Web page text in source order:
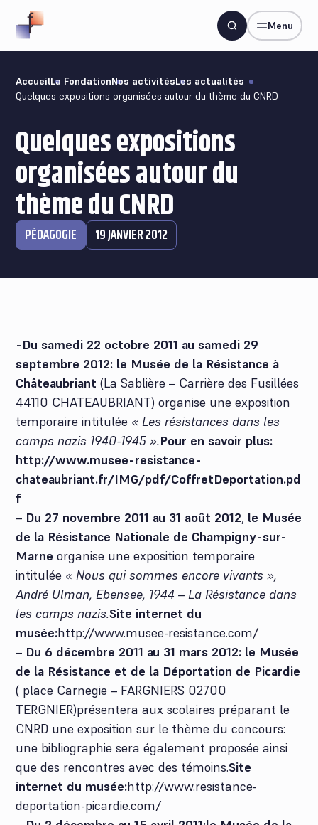
Menu
AccueilLa FondationNos activitésLes actualités
Quelques expositions organisées autour du thème du CNRD
Quelques expositions
organisées autour du
thème du CNRD
PÉDAGOGIE 19 JANVIER 2012
-Du samedi 22 octobre 2011 au samedi 29
septembre 2012: le Musée de la Résistance à
Châteaubriant (La Sablière – Carrière des Fusillées
44110 CHATEAUBRIANT) organise une exposition
temporaire intitulée « Les résistances dans les
camps nazis 1940-1945 ».Pour en savoir plus:
http://www.musee-resistance-
chateaubriant.fr/IMG/pdf/CoffretDeportation.pd
f
– Du 27 novembre 2011 au 31 août 2012, le Musée
de la Résistance Nationale de Champigny-sur-
Marne organise une exposition temporaire
intitulée « Nous qui sommes encore vivants »,
André Ulman, Ebensee, 1944 – La Résistance dans
les camps nazis.Site internet du
musée:http://www.musee-resistance.com/
– Du 6 décembre 2011 au 31 mars 2012: le Musée
de la Résistance et de la Déportation de Picardie
( place Carnegie – FARGNIERS 02700
TERGNIER)présentera aux scolaires préparant le
CNRD une exposition sur le thème du concours:
une bibliographie sera également proposée ainsi
que des rencontres avec des témoins.Site
internet du musée:http://www.resistance-
deportation-picardie.com/